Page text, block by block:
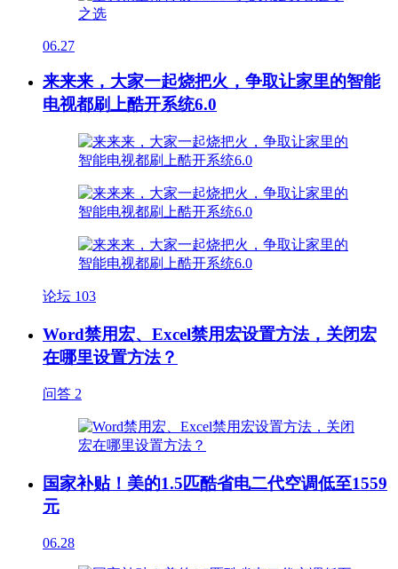
06.27
来来来，大家一起烧把火，争取让家里的智能
电视都刷上酷开系统6.0
论坛 103
Word禁用宏、Excel禁用宏设置方法，关闭宏
在哪里设置方法？
问答 2
国家补贴！美的1.5匹酷省电二代空调低至1559
元
06.28